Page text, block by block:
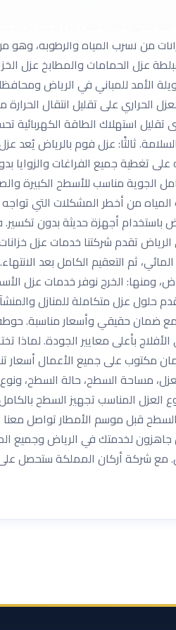
من تسرب المياه والرطوبة، وهو
الحمامات والمطابخ عزل
للمباني في الرياض
الحراري على تقليل انتقال
استهلاك الطاقة الكهربائية
ثالثًا: عزل فوم بالرياض
على تغطية جميع الفراغات
الجوية مناسب للأسطح الكبيرة
من أخطر المشكلات التي
أجهزة حديثة بدون تكسير.
الرياض تقدم شركتنا خدمات عزل
ثم التعقيم الكامل بعد
ومنها: الخرج نوفر خدمات عزل
حلول عزل متكاملة للمنازل
مع ضمان حقيقي وأسعار مناسبة.
بأعلى معايير الجودة.
على جميع الأعمال أسعار
مساحة السطح، حالة السطح،
المناسب تجهيز السطح بالكامل
قبل موسم الأمطار تواصل
لخدمتك في الرياض وجميع
شركة أركان المملكة ستحصل على